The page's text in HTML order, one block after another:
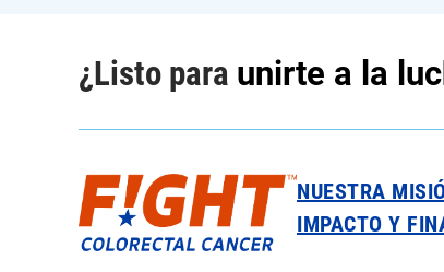
¿Listo para unirte a la
NUESTRA
IMPACTO Y